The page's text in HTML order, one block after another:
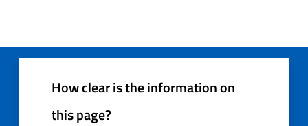
How clear is the information on
this page?